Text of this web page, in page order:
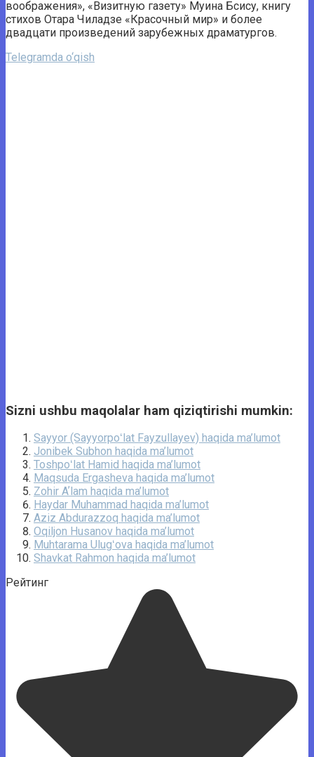
воображения», «Визитную газету» Муина Бсису, книгу
стихов Отара Чиладзе «Красочный мир» и более
двадцати произведений зарубежных драматургов.
Telegramda o‘qish
Sizni ushbu maqolalar ham qiziqtirishi mumkin:
Sayyor (Sayyorpoʻlat Fayzullayev) haqida ma’lumot
Jonibek Subhon haqida ma’lumot
Toshpoʻlat Hamid haqida ma’lumot
Maqsuda Ergasheva haqida ma’lumot
Zohir Aʼlam haqida ma’lumot
Haydar Muhammad haqida ma’lumot
Aziz Abdurazzoq haqida ma’lumot
Oqiljon Husanov haqida ma’lumot
Muhtarama Ulugʻova haqida ma’lumot
Shavkat Rahmon haqida ma’lumot
Рейтинг